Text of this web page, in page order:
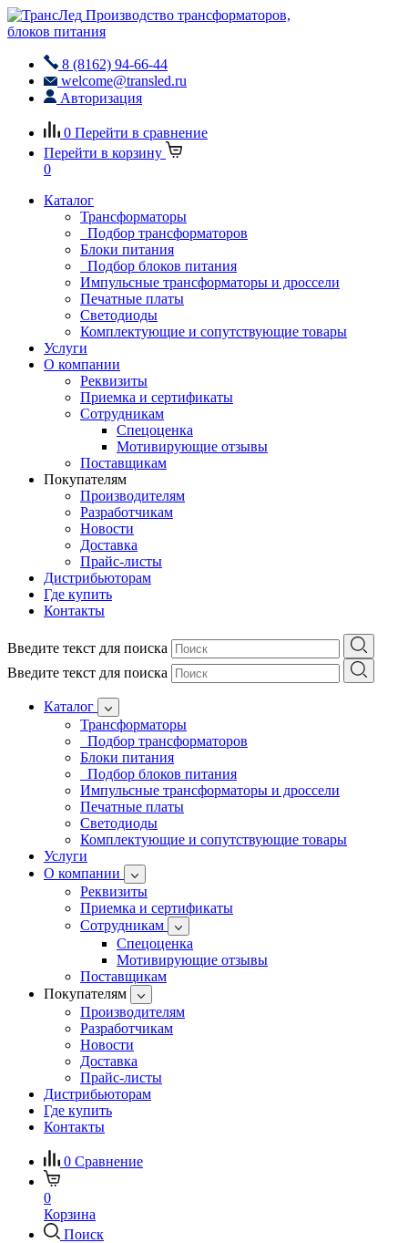
Производство трансформаторов,
блоков питания
8 (8162) 94-66-44
welcome@transled.ru
Авторизация
0 Перейти в сравнение
Перейти в корзину
0
Каталог
Трансформаторы
Подбор трансформаторов
Блоки питания
Подбор блоков питания
Импульсные трансформаторы и дроссели
Печатные платы
Светодиоды
Комплектующие и сопутствующие товары
Услуги
О компании
Реквизиты
Приемка и сертификаты
Сотрудникам
Спецоценка
Мотивирующие отзывы
Поставщикам
Покупателям
Производителям
Разработчикам
Новости
Доставка
Прайс-листы
Дистрибьюторам
Где купить
Контакты
Введите текст для поиска
Введите текст для поиска
Каталог
Трансформаторы
Подбор трансформаторов
Блоки питания
Подбор блоков питания
Импульсные трансформаторы и дроссели
Печатные платы
Светодиоды
Комплектующие и сопутствующие товары
Услуги
О компании
Реквизиты
Приемка и сертификаты
Сотрудникам
Спецоценка
Мотивирующие отзывы
Поставщикам
Покупателям
Производителям
Разработчикам
Новости
Доставка
Прайс-листы
Дистрибьюторам
Где купить
Контакты
0 Сравнение
0
Корзина
Поиск